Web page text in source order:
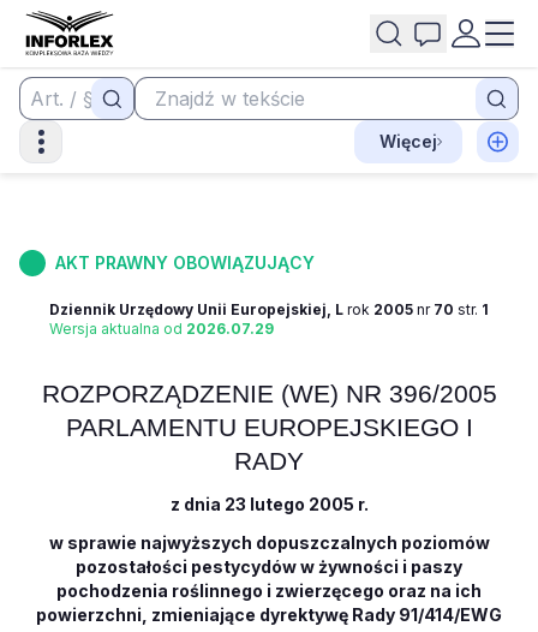
Więcej
AKT PRAWNY OBOWIĄZUJĄCY
Dziennik Urzędowy Unii Europejskiej, L rok 2005 nr 70 str. 1
Wersja aktualna od 2026.07.29
ROZPORZĄDZENIE (WE) NR 396/2005
PARLAMENTU EUROPEJSKIEGO I
RADY
z dnia 23 lutego 2005 r.
w sprawie najwyższych dopuszczalnych poziomów
pozostałości pestycydów w żywności i paszy
pochodzenia roślinnego i zwierzęcego oraz na ich
powierzchni, zmieniające dyrektywę Rady 91/414/EWG